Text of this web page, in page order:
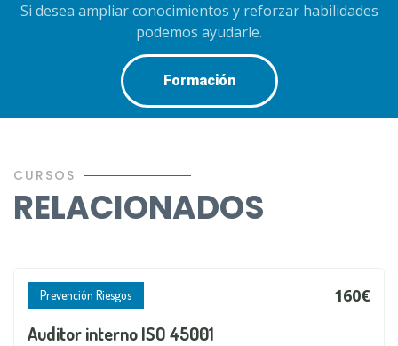
Si desea ampliar conocimientos y reforzar habilidades
podemos ayudarle.
Formación
CURSOS
RELACIONADOS
Prevención Riesgos 160€
Auditor interno ISO 45001